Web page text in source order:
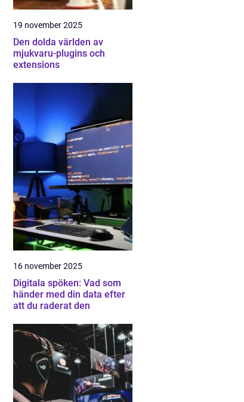
19 november 2025
Den dolda världen av
mjukvaru-plugins och
extensions
16 november 2025
Digitala spöken: Vad som
händer med din data efter
att du raderat den